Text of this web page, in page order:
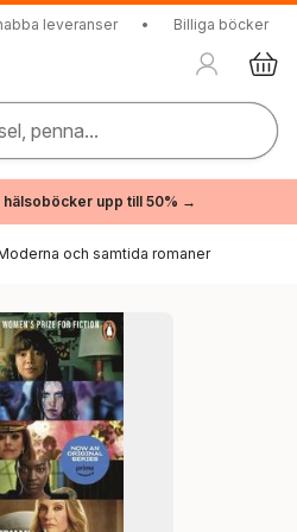
leveranser • Billiga böcker
penna...
hälsoböcker upp till 50% →
och samtida romaner